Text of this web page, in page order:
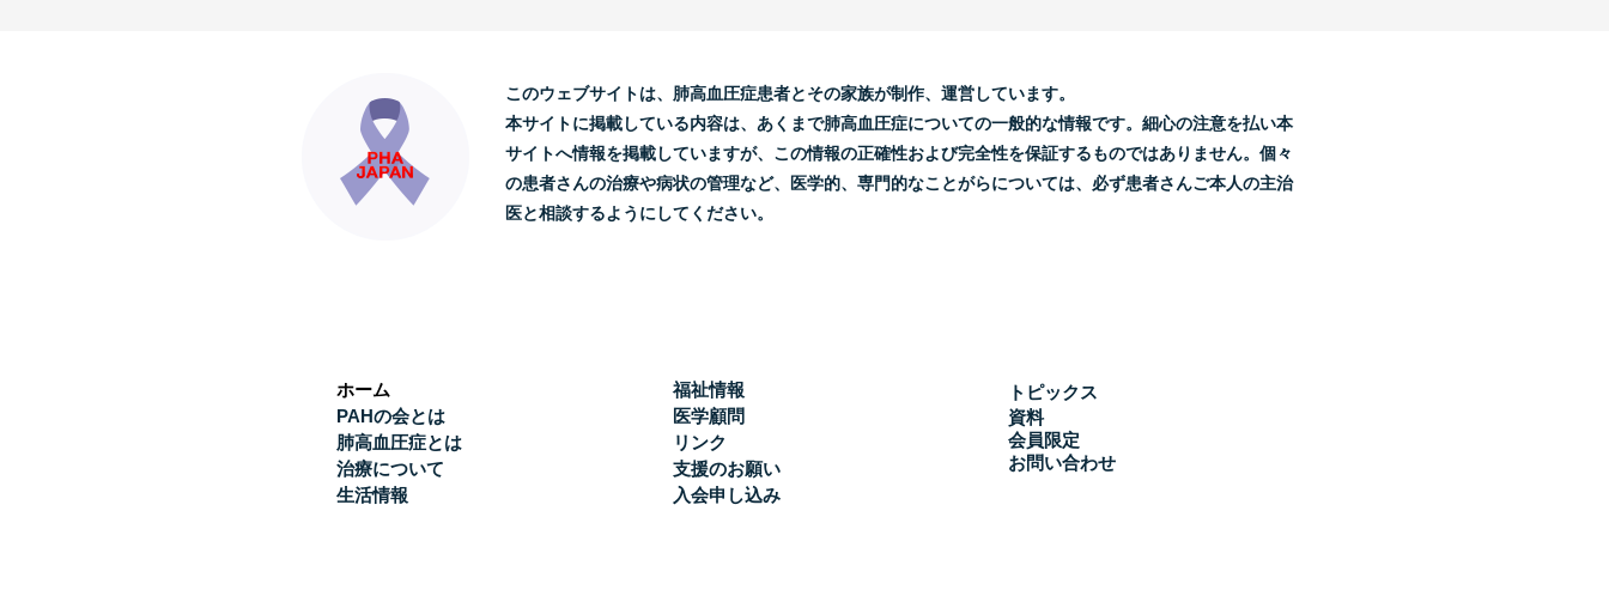
このウェブサイトは、肺高血圧症患者とその家族が制作、運営しています。
本サイトに掲載している内容は、あくまで肺高血圧症についての一般的な情報です。細心の注意を払い本
サイトへ情報を掲載していますが、この情報の正確性および完全性を保証するものではありません。個々
の患者さんの治療や病状の管理など、医学的、専門的なことがらについては、必ず患者さんご本人の主治
医と相談するようにしてください。
ホーム
PAHの会とは
肺高血圧症とは
治療について
生活情報
福祉情報
医学顧問
リンク
支援のお願い
入会申し込み
トピックス
資料
会員限定
お問い合わせ